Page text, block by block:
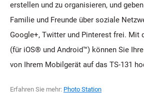
erstellen und zu organisieren, und
Familie und Freunde über soziale
Google+, Twitter und Pinterest frei. Mit
(für iOS® und Android™) können Sie
von Ihrem Mobilgerät auf das TS-131
Erfahren Sie mehr: Photo Station